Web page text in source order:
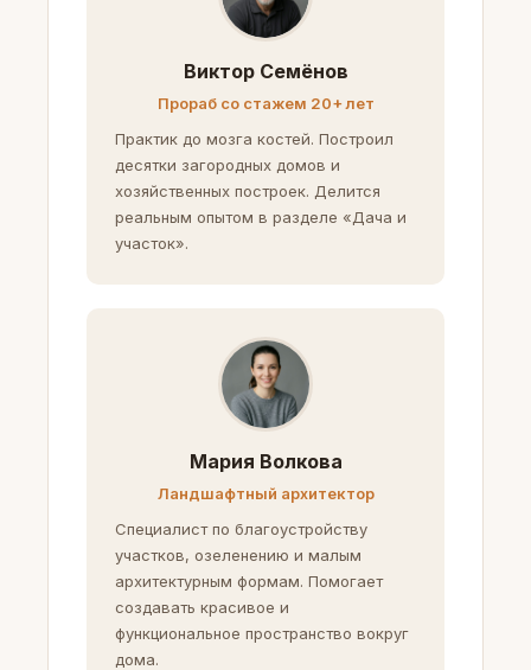
Виктор Семёнов
Прораб со стажем 20+ лет
Практик до мозга костей. Построил
десятки загородных домов и
хозяйственных построек. Делится
реальным опытом в разделе «Дача и
участок».
Мария Волкова
Ландшафтный архитектор
Специалист по благоустройству
участков, озеленению и малым
архитектурным формам. Помогает
создавать красивое и
функциональное пространство вокруг
дома.